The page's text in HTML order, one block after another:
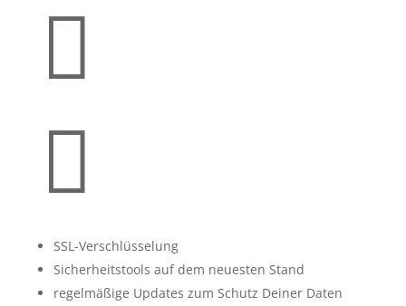


SSL-Verschlüsselung
Sicherheitstools auf dem neuesten Stand
regelmäßige Updates zum Schutz Deiner Daten